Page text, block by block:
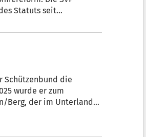
Statuts seit
sondern Ernsthaftigkeit,
Schützenbund die
wurde er zum
Berg, der im Unterland